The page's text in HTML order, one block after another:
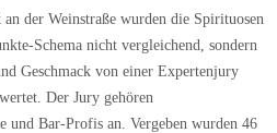
der Weinstraße wurden die Spirituosen
Schema nicht vergleichend, sondern
Geschmack von einer Expertenjury
Der Jury gehören
und Bar-Profis an. Vergeben wurden 46